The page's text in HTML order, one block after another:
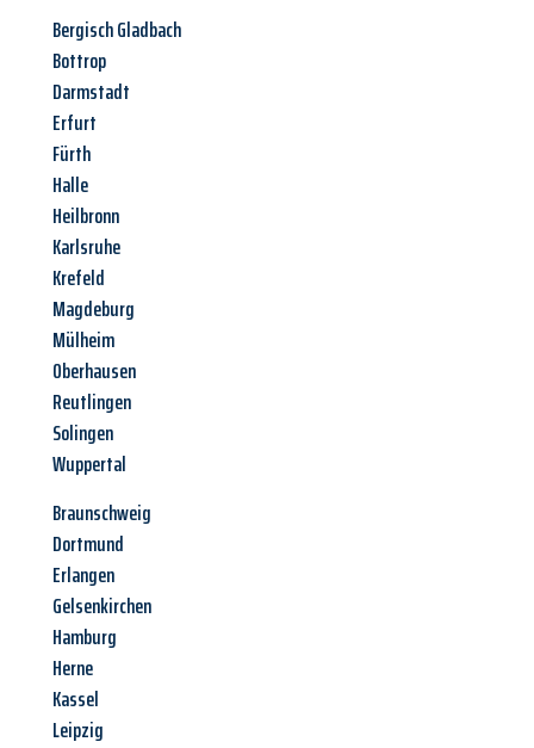
Bergisch Gladbach
Bottrop
Darmstadt
Erfurt
Fürth
Halle
Heilbronn
Karlsruhe
Krefeld
Magdeburg
Mülheim
Oberhausen
Reutlingen
Solingen
Wuppertal
Braunschweig
Dortmund
Erlangen
Gelsenkirchen
Hamburg
Herne
Kassel
Leipzig